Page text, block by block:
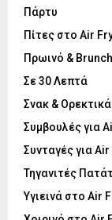
Πάρτυ
Πίτες στο Air
Πρωινό & Brunch
Σε 30 Λεπτά
Σνακ & Ορεκτικά
Συμβουλές για
Συνταγές για
Τηγανιτές
Υγιεινά στο Air